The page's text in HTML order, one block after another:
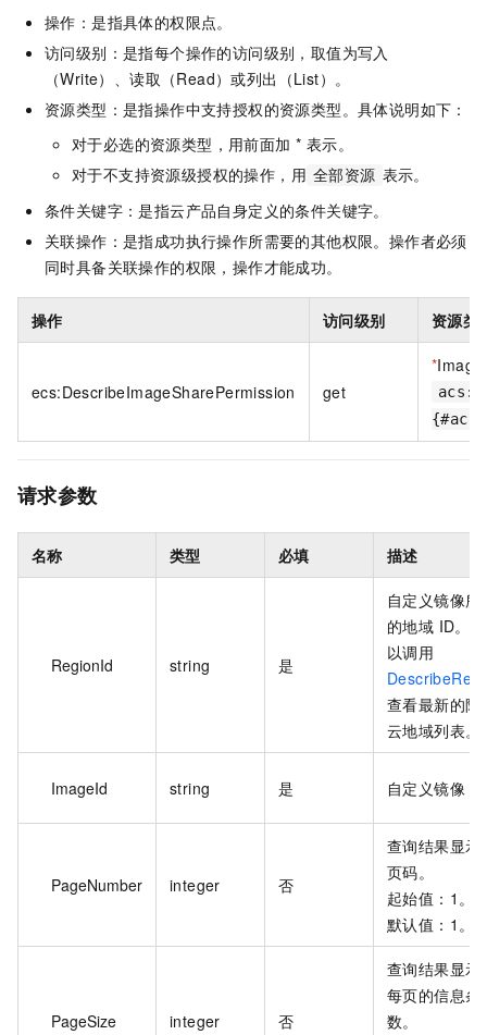
操作：是指具体的权限点。
访问级别：是指每个操作的访问级别，取值为写入
（Write）、读取（Read）或列出（List）。
资源类型：是指操作中支持授权的资源类型。具体说明如下：
对于必选的资源类型，用前面加 * 表示。
对于不支持资源级授权的操作，用 全部资源 表示。
条件关键字：是指云产品自身定义的条件关键字。
关联操作：是指成功执行操作所需要的其他权限。操作者必须
同时具备关联操作的权限，操作才能成功。
操作 访问级别 资源类
ecs:DescribeImageSharePermission get
*Image
请求参数
名称 类型 必填 描述
RegionId string 是
自定义镜像所
的地域 ID。
以调用
查看最新的阿
云地域列表。
ImageId string 是 自定义镜像
PageNumber integer 否
查询结果显示
页码。
起始值：1。
默认值：1。
PageSize integer 否
查询结果显示
每页的信息条
数。